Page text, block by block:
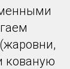
кованую